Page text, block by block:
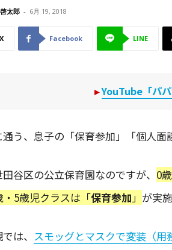
太郎 - 6月 19, 2018
X Facebook LINE
▸YouTube「パパ
う、息子の「保育参加」「個人面
谷区の公立保育園なのですが、 0
・5歳児クラスは「保育参加 」 が実
は、 スモッグとマスクで変装（用